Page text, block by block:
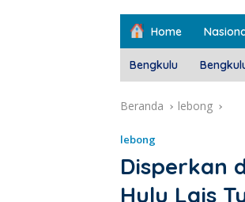
Home
Bengkulu
Beranda lebong
lebong
Disperkan
Hulu Lais